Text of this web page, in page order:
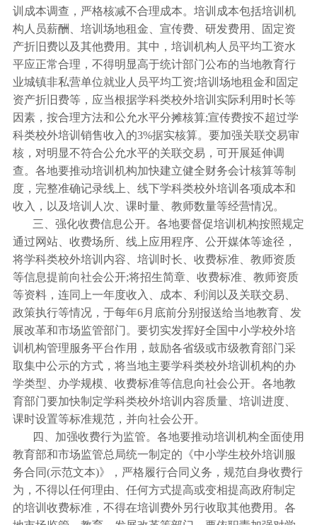
训成本调查，严格核减不合理成本。培训成本包括培训机
构人员薪酬、培训场地租金、宣传费、研发费用、固定资
产折旧费以及其他费用。其中，培训机构人员平均工资水
平应正常合理，不得明显高于统计部门公布的当地教育行
业城镇非私营单位就业人员平均工资;培训场地租金和固定
资产折旧费等，应当根据学科类校外培训实际利用时长等
因素，按合理方法和公允水平分摊核算;宣传费按不超过学
科类校外培训销售收入的3%据实核算。要加强关联交易审
核，对明显不符合公允水平的关联交易，可开展延伸调
查。各地要推动培训机构加快建立健全财务会计核算等制
度，完整准确记录线上、线下学科类校外培训各项成本和
收入，以及培训人次、课时量、教师数量等经营情况。
三、强化收费信息公开。各地要督促培训机构按照规定
通过网站、收费场所、线上应用程序、公开媒体等途径，
将学科类校外培训内容、培训时长、收费标准、教师资质
等信息提前向社会公开;将招生简章、收费标准、教师资质
等资料，连同上一年度收入、成本、利润以及关联交易、
政策执行等情况，于每年6月底前分别报送给当地教育、发
展改革和市场监管部门。要切实发挥好全国中小学校外培
训机构管理服务平台作用，鼓励各省级或市级教育部门采
取集中公示的方式，将当地主要学科类校外培训机构的办
学类型、办学规模、收费标准等信息向社会公开。各地教
育部门要加快制定学科类校外培训内容质量、培训进度、
课时设置等标准规范，并向社会公开。
四、加强收费行为监管。各地要推动培训机构全面使用
教育部和市场监管总局统一制定的《中小学生校外培训服
务合同(示范文本)》，严格履行合同义务，规范自身收费行
为，不得以任何理由、任何方式提高或变相提高政府制定
的培训收费标准，不得在培训费外另行收取其他费用。各